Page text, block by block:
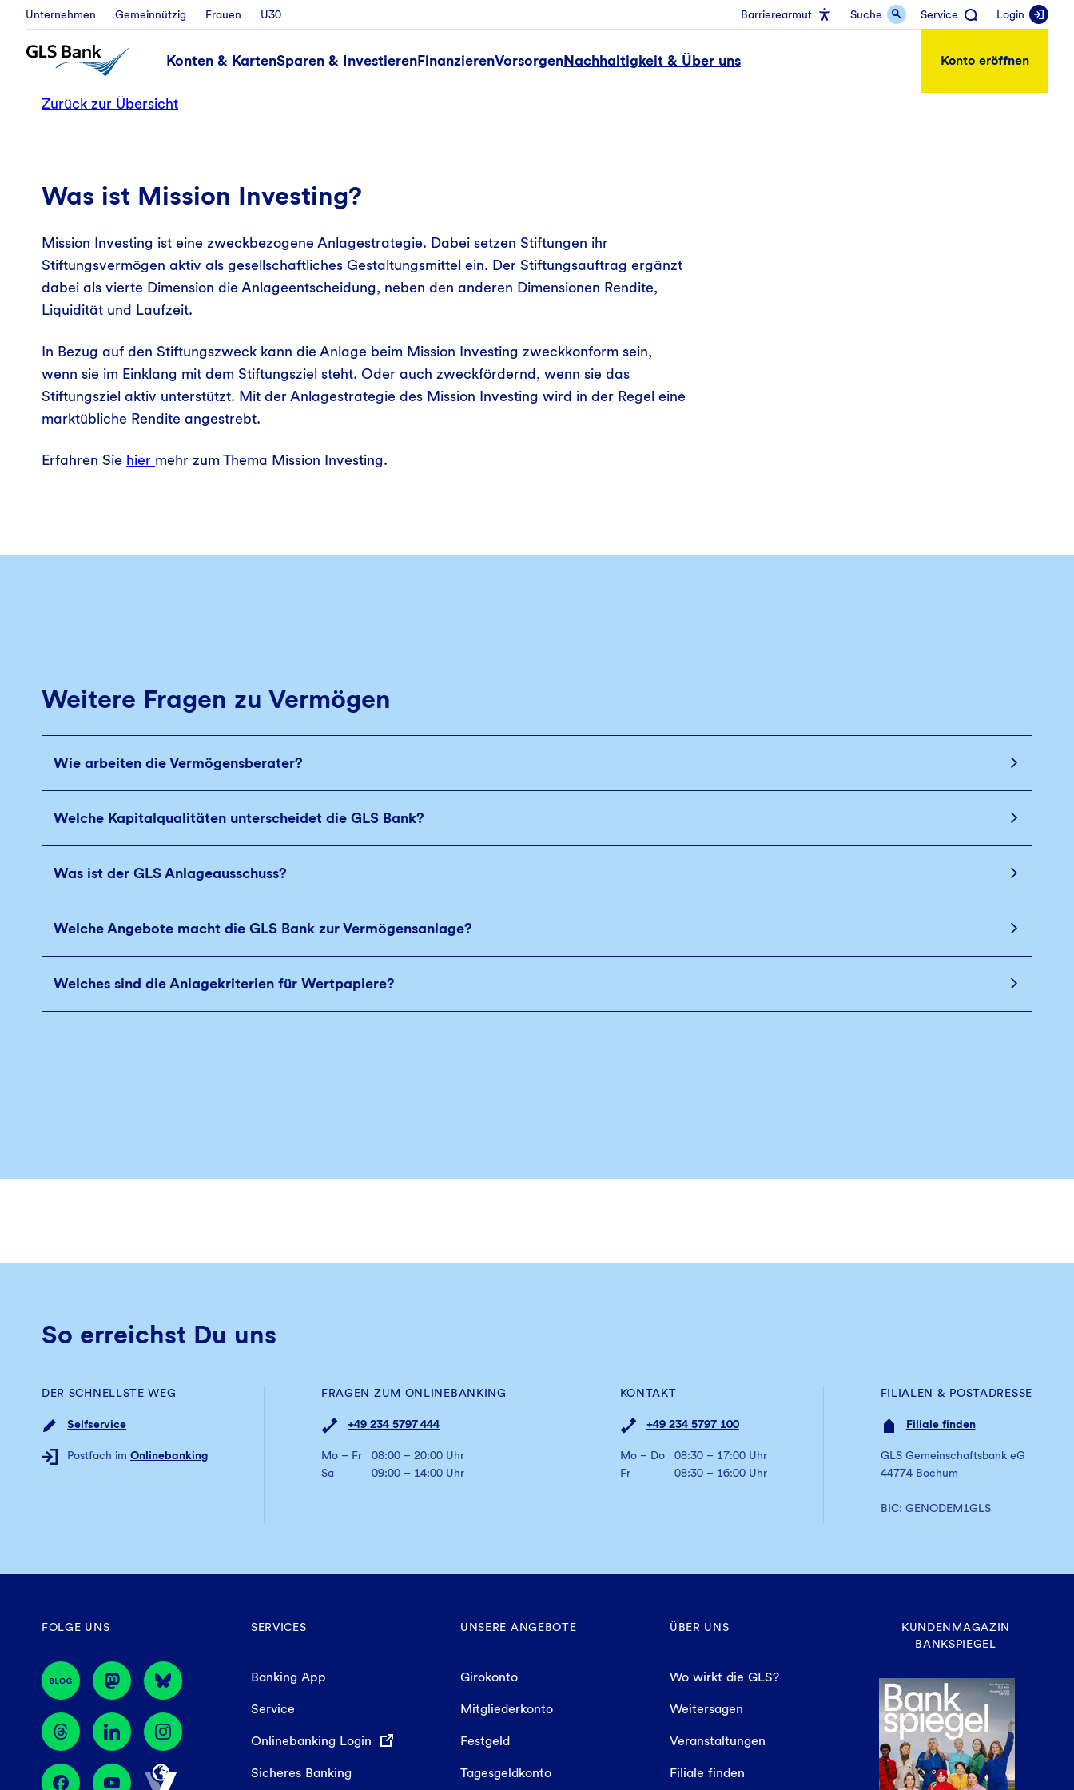
Unternehmen Gemeinnützig Frauen U30 Barrierearmut Suche Service Login
Konten & KartenSparen & InvestierenFinanzierenVorsorgenNachhaltigkeit & Über uns Konto eröffnen
Zurück zur Übersicht
Was ist Mission Investing?
Mission Investing ist eine zweckbezogene Anlagestrategie. Dabei setzen Stiftungen ihr
Stiftungsvermögen aktiv als gesellschaftliches Gestaltungsmittel ein. Der Stiftungsauftrag ergänzt
dabei als vierte Dimension die Anlageentscheidung, neben den anderen Dimensionen Rendite,
Liquidität und Laufzeit.
In Bezug auf den Stiftungszweck kann die Anlage beim Mission Investing zweckkonform sein,
wenn sie im Einklang mit dem Stiftungsziel steht. Oder auch zweckfördernd, wenn sie das
Stiftungsziel aktiv unterstützt. Mit der Anlagestrategie des Mission Investing wird in der Regel eine
marktübliche Rendite angestrebt.
Erfahren Sie hier mehr zum Thema Mission Investing.
Weitere Fragen zu Vermögen
Wie arbeiten die Vermögensberater?
Welche Kapitalqualitäten unterscheidet die GLS Bank?
Was ist der GLS Anlageausschuss?
Welche Angebote macht die GLS Bank zur Vermögensanlage?
Welches sind die Anlagekriterien für Wertpapiere?
So erreichst Du uns
DER SCHNELLSTE WEG
Selfservice
Postfach im Onlinebanking
FRAGEN ZUM ONLINEBANKING
+49 234 5797 444
Mo – Fr
08:00 – 20:00 Uhr
Sa
09:00 – 14:00 Uhr
KONTAKT
+49 234 5797 100
Mo – Do
08:30 – 17:00 Uhr
Fr
08:30 – 16:00 Uhr
FILIALEN & POSTADRESSE
Filiale finden
GLS Gemeinschaftsbank eG
44774 Bochum
BIC: GENODEM1GLS
FOLGE UNS SERVICES
Banking App
Service
Onlinebanking Login
Sicheres Banking
UNSERE ANGEBOTE
Girokonto
Mitgliederkonto
Festgeld
Tagesgeldkonto
ÜBER UNS
Wo wirkt die GLS?
Weitersagen
Veranstaltungen
Filiale finden
KUNDENMAGAZIN
BANKSPIEGEL